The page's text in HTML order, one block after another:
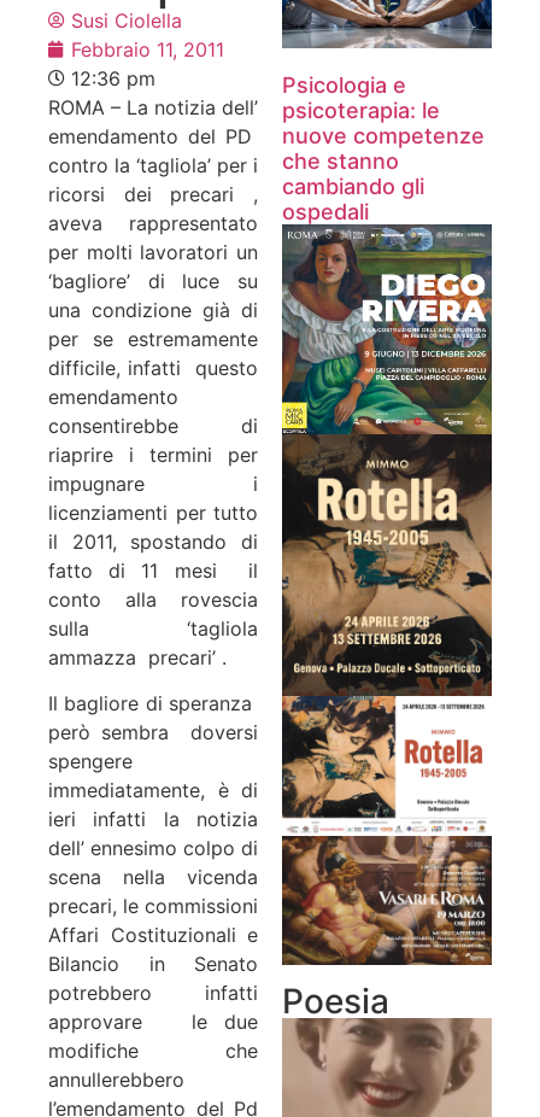
Susi Ciolella
Febbraio 11, 2011
12:36 pm
ROMA – La notizia dell’
emendamento del PD
contro la ‘tagliola’ per i
ricorsi dei precari ,
aveva rappresentato
per molti lavoratori un
‘bagliore’ di luce su
una condizione già di
per se estremamente
difficile, infatti questo
emendamento
consentirebbe di
riaprire i termini per
impugnare i
licenziamenti per tutto
il 2011, spostando di
fatto di 11 mesi il
conto alla rovescia
sulla ‘tagliola
ammazza precari’ .
Il bagliore di speranza
però sembra doversi
spengere
immediatamente, è di
ieri infatti la notizia
dell’ ennesimo colpo di
scena nella vicenda
precari, le commissioni
Affari Costituzionali e
Bilancio in Senato
potrebbero infatti
approvare le due
modifiche che
annullerebbero
l’emendamento del Pd
Psicologia e
psicoterapia: le
nuove competenze
che stanno
cambiando gli
ospedali
Poesia